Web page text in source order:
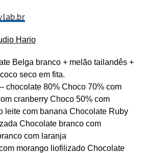
Hario
Belga branco + melão tailandês +
seco em fita.
chocolate 80% Choco 70% com
cranberry Choco 50% com
leite com banana Chocolate Ruby
Chocolate branco com
com laranja
morango liofilizado Chocolate